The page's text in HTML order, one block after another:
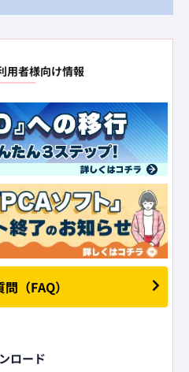
用者様向け情報
（FAQ）
ロード